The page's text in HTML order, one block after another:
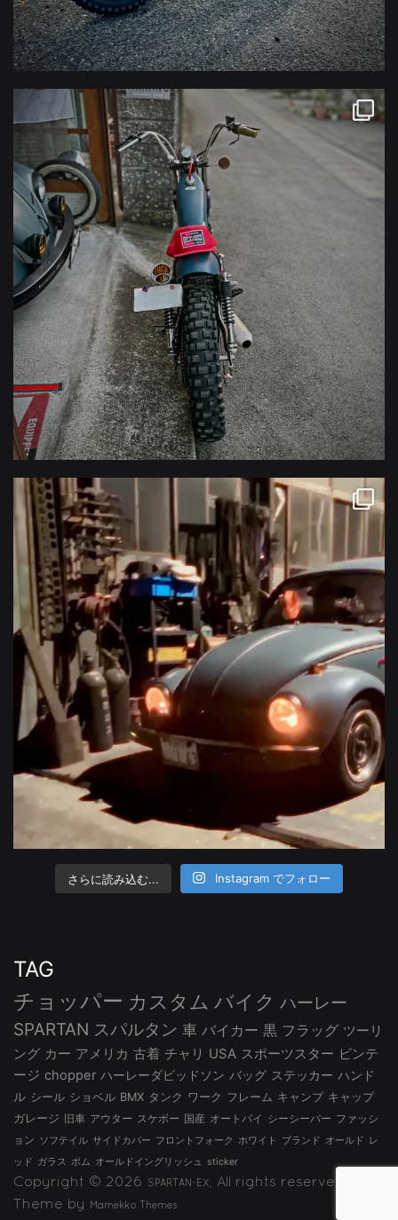
さらに読み込む... Instagram でフォロー
TAG
チョッパー カスタム バイク ハーレー
SPARTAN スパルタン 車 バイカー 黒 フラッグ ツーリ
ング カー アメリカ 古着 チャリ USA スポーツスター ビンテ
ージ chopper ハーレーダビッドソン バッグ ステッカー ハンド
ル シール ショベル BMX タンク ワーク フレーム キャンプ キャップ
ガレージ 旧車 アウター スケボー 国産 オートバイ シーシーバー ファッシ
ョン ソフテイル サイドカバー フロントフォーク ホワイト ブランド オールド レ
ッド ガラス ボム オールドイングリッシュ sticker
Copyright © 2026 SPARTAN-EX
, All rights reserved.
Theme by
Mamekko Themes